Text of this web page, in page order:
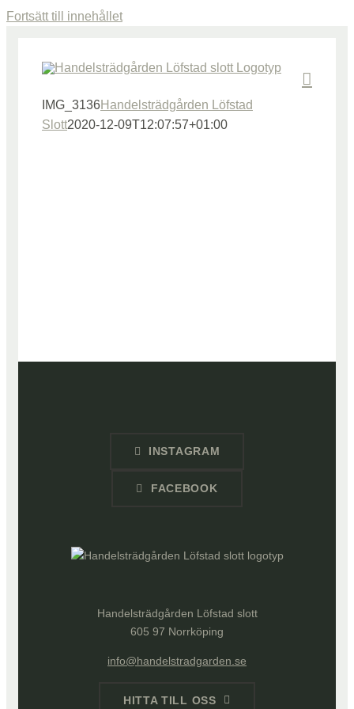
Fortsätt till innehållet
IMG_3136Handelsträdgården Löfstad
Slott2020-12-09T12:07:57+01:00
INSTAGRAM
FACEBOOK
Handelsträdgården Löfstad slott
605 97 Norrköping
info@handelstradgarden.se
HITTA TILL OSS